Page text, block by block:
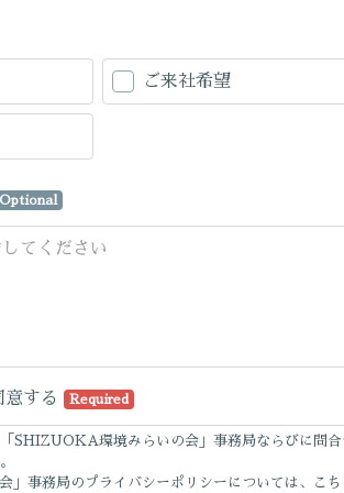
ご来社希望
Optional
する Required
「SHIZUOKA環境みらいの会」事務局ならびに問
」事務局のプライバシーポリシーについては、こち